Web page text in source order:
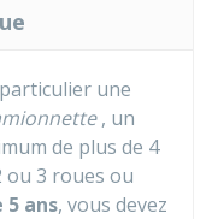
une
, un
de plus de 4
ou 3 roues ou
5 ans, vous devez